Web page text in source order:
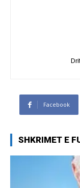
Facebook
SHKRIMET E